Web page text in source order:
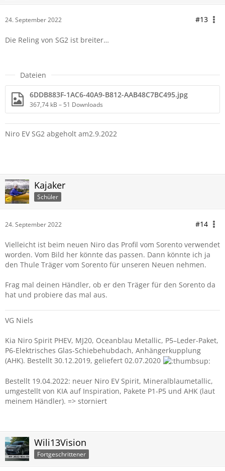
24. September 2022 #13
Die Reling von SG2 ist breiter…
Dateien
6DDB883F-1AC6-40A9-B812-AAB48C7BC495.jpg
367,74 kB – 51 Downloads
Niro EV SG2 abgeholt am2.9.2022
Kajaker
Schüler
24. September 2022 #14
Vielleicht ist beim neuen Niro das Profil vom Sorento verwendet
worden. Vom Bild her könnte das passen. Dann könnte ich ja
den Thule Träger vom Sorento für unseren Neuen nehmen.
Frag mal deinen Händler, ob er den Träger für den Sorento da
hat und probiere das mal aus.
VG Niels
Kia Niro Spirit PHEV, MJ20, Oceanblau Metallic, P5–Leder-Paket,
P6-Elektrisches Glas-Schiebehubdach, Anhängerkupplung
(AHK). Bestellt 30.12.2019, geliefert 02.07.2020
Bestellt 19.04.2022: neuer Niro EV Spirit, Mineralblaumetallic,
umgestellt von KIA auf Inspiration, Pakete P1-P5 und AHK (laut
meinem Händler). => storniert
Wili13Vision
Fortgeschrittener